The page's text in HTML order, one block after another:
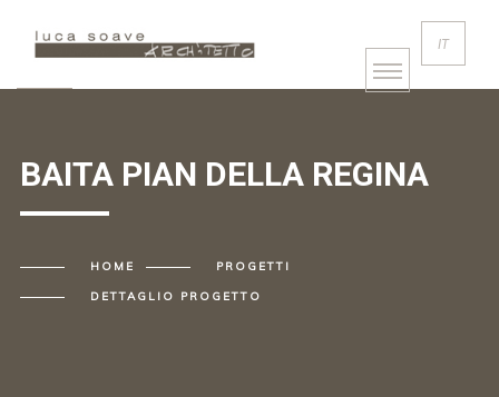
IT
BAITA PIAN DELLA REGINA
HOME PROGETTI
DETTAGLIO PROGETTO